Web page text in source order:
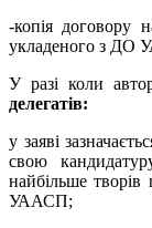
-копія договору
укладеного з ДО
У разі коли
делегатів:
у заяві
свою
найбільше
УААСП;